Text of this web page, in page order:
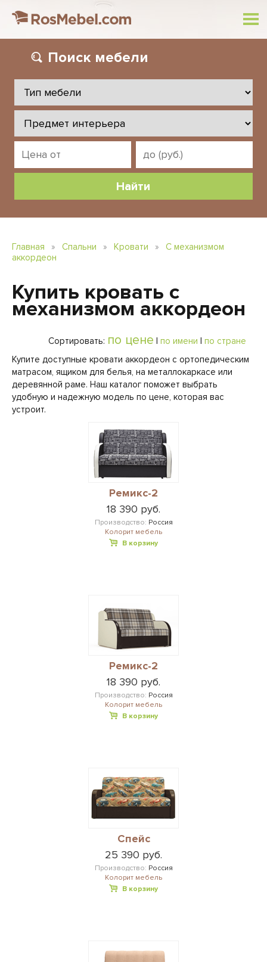
Поиск мебели
Главная » Спальни » Кровати »
С механизмом
аккордеон
Купить кровать с
механизмом аккордеон
Сортировать: по цене | по имени | по стране
Купите доступные кровати аккордеон с ортопедическим
матрасом, ящиком для белья, на металлокаркасе или
деревянной раме. Наш каталог поможет выбрать
удобную и надежную модель по цене, которая вас
устроит.
Ремикс-2
18 390 руб.
Производство: Россия
Колорит мебель
В корзину
Ремикс-2
18 390 руб.
Производство: Россия
Колорит мебель
В корзину
Спейс
25 390 руб.
Производство: Россия
Колорит мебель
В корзину